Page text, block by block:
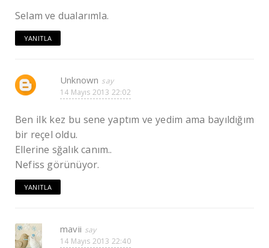
Selam ve dualarımla.
YANITLA
Unknown
14 Mayıs 2013 22:02
Ben ilk kez bu sene yaptım ve yedim ama bayıldığım
bir reçel oldu.
Ellerine sğalık canım..
Nefiss görünüyor.
YANITLA
mavii
14 Mayıs 2013 22:40